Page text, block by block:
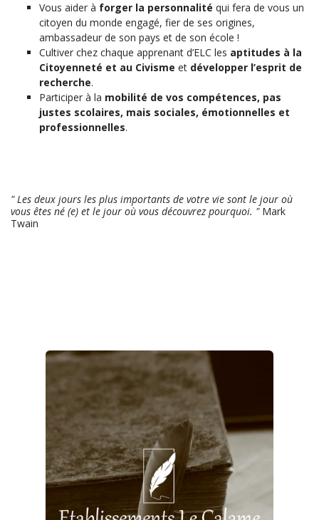
Vous aider à forger la personnalité qui fera de vous un
citoyen du monde engagé, fier de ses origines,
ambassadeur de son pays et de son école !
Cultiver chez chaque apprenant d’ELC les aptitudes à la
Citoyenneté et au Civisme et développer l’esprit de
recherche.
Participer à la mobilité de vos compétences, pas
justes scolaires, mais sociales, émotionnelles et
professionnelles.
" Les deux jours les plus importants de votre vie sont le jour où
vous êtes né (e) et le jour où vous découvrez pourquoi. " Mark
Twain